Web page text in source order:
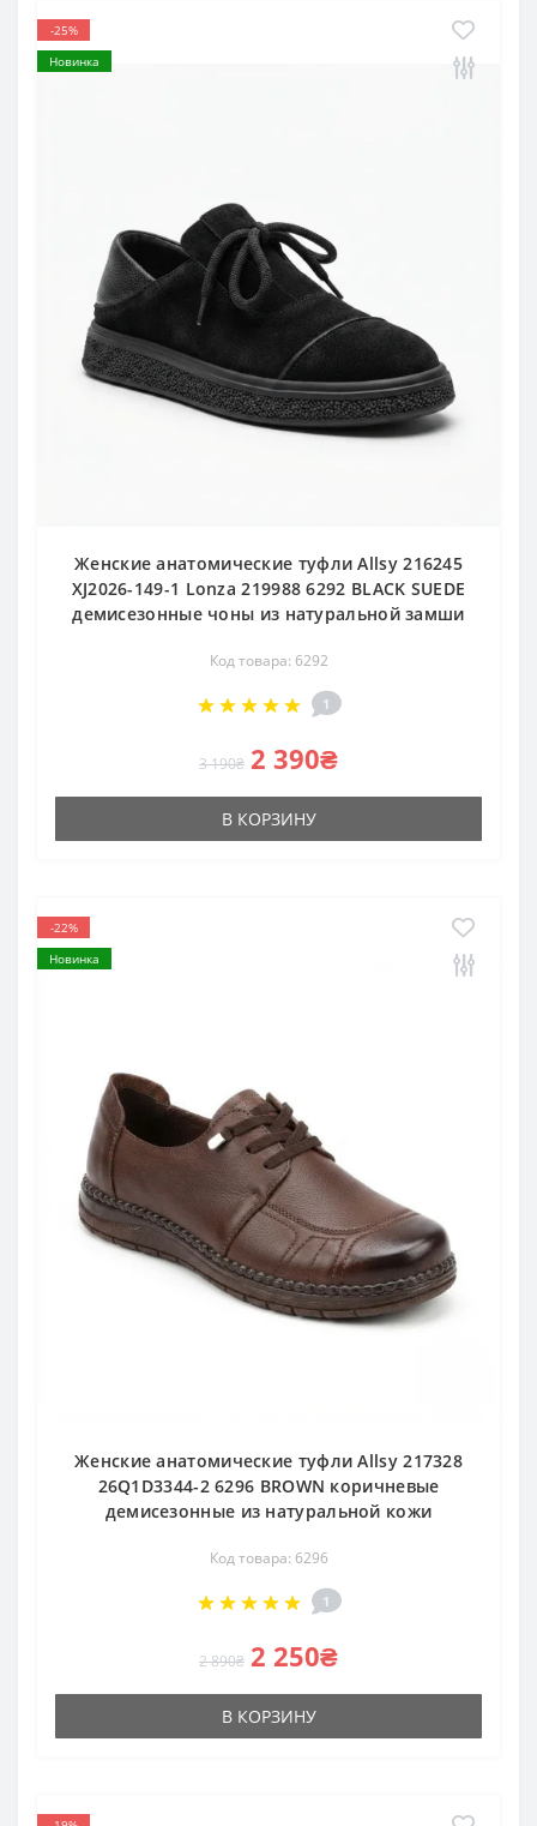
-25%
Новинка
Женские анатомические туфли Allsy 216245
XJ2026-149-1 Lonza 219988 6292 BLACK SUEDE
демисезонные чоны из натуральной замши
Код товара: 6292
1
3 190₴ 2 390₴
В КОРЗИНУ
-22%
Новинка
Женские анатомические туфли Allsy 217328
26Q1D3344-2 6296 BROWN коричневые
демисезонные из натуральной кожи
Код товара: 6296
1
2 890₴ 2 250₴
В КОРЗИНУ